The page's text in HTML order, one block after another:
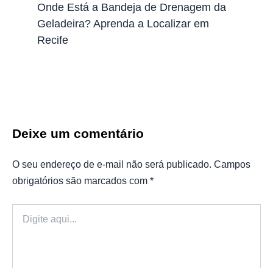
Onde Está a Bandeja de Drenagem da
Geladeira? Aprenda a Localizar em
Recife
Deixe um comentário
O seu endereço de e-mail não será publicado. Campos
obrigatórios são marcados com *
aqui...